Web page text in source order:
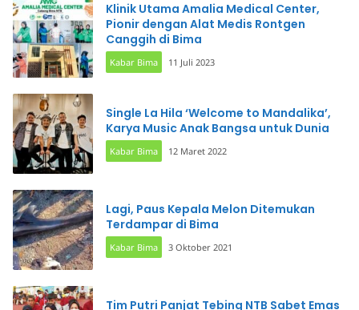
Klinik Utama Amalia Medical Center,
Pionir dengan Alat Medis Rontgen
Canggih di Bima
Kabar Bima 11 Juli 2023
Single La Hila ‘Welcome to Mandalika’,
Karya Music Anak Bangsa untuk Dunia
Kabar Bima 12 Maret 2022
Lagi, Paus Kepala Melon Ditemukan
Terdampar di Bima
Kabar Bima 3 Oktober 2021
Tim Putri Panjat Tebing NTB Sabet Emas